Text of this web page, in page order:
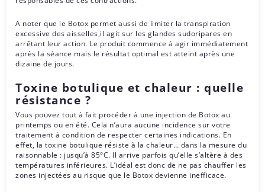
A noter que le Botox permet aussi de limiter la transpiration
excessive des aisselles,il agit sur les glandes sudoripares en
arrêtant leur action. Le produit commence à agir immédiatement
après la séance mais le résultat optimal est atteint après une
dizaine de jours.
Toxine botulique et chaleur : quelle
résistance ?
Vous pouvez tout à fait procéder à une injection de Botox au
printemps ou en été. Cela n’aura aucune incidence sur votre
traitement à condition de respecter certaines indications. En
effet, la toxine botulique résiste à la chaleur… dans la mesure du
raisonnable : jusqu’à 85°C. Il arrive parfois qu’elle s’altère à des
températures inférieures. L’idéal est donc de ne pas chauffer les
zones injectées au risque que le Botox devienne inefficace.